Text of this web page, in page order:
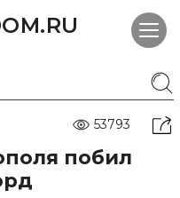
53793
побил